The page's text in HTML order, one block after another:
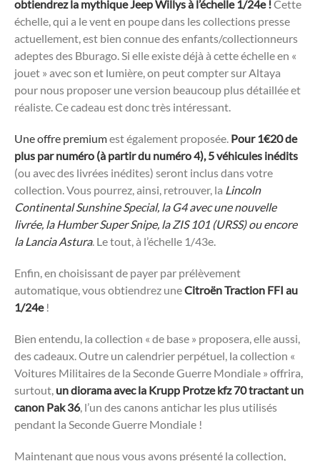
obtiendrez la mythique Jeep Willys à l’échelle 1/24e !Cette
échelle, qui a le vent en poupe dans les collections presse
actuellement, est bien connue des enfants/collectionneurs
adeptes des Bburago. Si elle existe déjà à cette échelle en «
jouet » avec son et lumière, on peut compter sur Altaya
pour nous proposer une version beaucoup plus détaillée et
réaliste. Ce cadeau est donc très intéressant.
Une offre premiumest également proposée. Pour 1€20 de
plus par numéro (à partir du numéro 4), 5 véhicules inédits
(ou avec des livrées inédites) seront inclus dans votre
collection. Vous pourrez, ainsi, retrouver, la Lincoln
Continental Sunshine Special, la G4 avec une nouvelle
livrée, la Humber Super Snipe, la ZIS 101 (URSS) ou encore
la Lancia Astura. Le tout, à l’échelle 1/43e.
Enfin, en choisissant de payer par prélèvement
automatique, vous obtiendrez uneCitroën Traction FFI au
1/24e!
Bien entendu, la collection « de base » proposera, elle aussi,
des cadeaux. Outre un calendrier perpétuel, la collection «
Voitures Militaires de la Seconde Guerre Mondiale » offrira,
surtout, un diorama avec la Krupp Protze kfz 70 tractant un
canon Pak 36, l’un des canons antichar les plus utilisés
pendant la Seconde Guerre Mondiale !
Maintenant que nous vous avons présenté la collection,